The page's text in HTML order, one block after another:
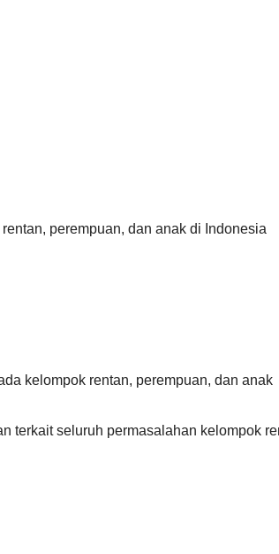
perempuan, dan anak di Indonesia
kelompok rentan, perempuan, dan anak
terkait seluruh permasalahan kelompok